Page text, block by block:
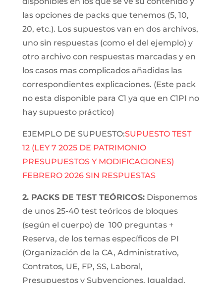
las opciones de packs que tenemos (5, 10,
20, etc.). Los supuestos van en dos archivos,
uno sin respuestas (como el del ejemplo) y
otro archivo con respuestas marcadas y en
los casos mas complicados añadidas las
correspondientes explicaciones. (Este pack
no esta disponible para C1 ya que en C1PI no
hay supuesto práctico)
EJEMPLO DE SUPUESTO:SUPUESTO TEST
12 (LEY 7 2025 DE PATRIMONIO
PRESUPUESTOS Y MODIFICACIONES)
FEBRERO 2026 SIN RESPUESTAS
2. PACKS DE TEST TEÓRICOS:Disponemos
de unos 25-40 test teóricos de bloques
(según el cuerpo) de 100 preguntas +
Reserva, de los temas específicos de PI
(Organización de la CA, Administrativo,
Contratos, UE, FP, SS, Laboral,
Presupuestos y Subvenciones, Igualdad,